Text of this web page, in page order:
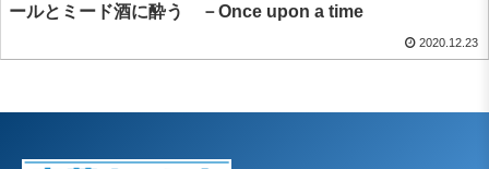
ールとミード酒に酔う －Once upon a time
2020.12.23